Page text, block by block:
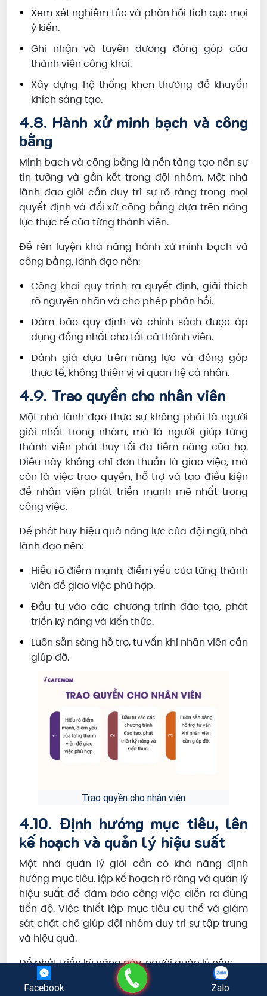
Xem xét nghiêm túc và phản hồi tích cực mọi
ý kiến.
Ghi nhận và tuyên dương đóng góp của
thành viên công khai.
Xây dựng hệ thống khen thưởng để khuyến
khích sáng tạo.
4.8. Hành xử minh bạch và công
bằng
Minh bạch và công bằng là nền tảng tạo nên sự
tin tưởng và gắn kết trong đội nhóm. Một nhà
lãnh đạo giỏi cần duy trì sự rõ ràng trong mọi
quyết định và đối xử công bằng dựa trên năng
lực thực tế của từng thành viên.
Để rèn luyện khả năng hành xử minh bạch và
công bằng, lãnh đạo nên:
Công khai quy trình ra quyết định, giải thích
rõ nguyên nhân và cho phép phản hồi.
Đảm bảo quy định và chính sách được áp
dụng đồng nhất cho tất cả thành viên.
Đánh giá dựa trên năng lực và đóng góp
thực tế, không thiên vị vì quan hệ cá nhân.
4.9. Trao quyền cho nhân viên
Một nhà lãnh đạo thực sự không phải là người
giỏi nhất trong nhóm, mà là người giúp từng
thành viên phát huy tối đa tiềm năng của họ.
Điều này không chỉ đơn thuần là giao việc, mà
còn là việc trao quyền, hỗ trợ và tạo điều kiện
để nhân viên phát triển mạnh mẽ nhất trong
công việc.
Để phát huy hiệu quả năng lực của đội ngũ, nhà
lãnh đạo nên:
Hiểu rõ điểm mạnh, điểm yếu của từng thành
viên để giao việc phù hợp.
Đầu tư vào các chương trình đào tạo, phát
triển kỹ năng và kiến thức.
Luôn sẵn sàng hỗ trợ, tư vấn khi nhân viên cần
giúp đỡ.
Trao quyền cho nhân viên
4.10. Định hướng mục tiêu, lên
kế hoạch và quản lý hiệu suất
Một nhà quản lý giỏi cần có khả năng định
hướng mục tiêu, lập kế hoạch rõ ràng và quản lý
hiệu suất để đảm bảo công việc diễn ra đúng
tiến độ. Việc thiết lập mục tiêu cụ thể và giám
sát chặt chẽ giúp đội nhóm duy trì sự tập trung
và hiệu quả.
Để phát triển kỹ năng này, người quản lý nên:
Xác định mục tiêu ngắn hạn và dài hạn theo
Facebook
Gọi điện
Zalo